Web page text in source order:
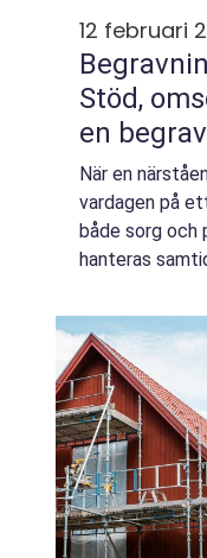
12 februari
Stöd,
en
När en
vardagen på
både sorg och
hanteras